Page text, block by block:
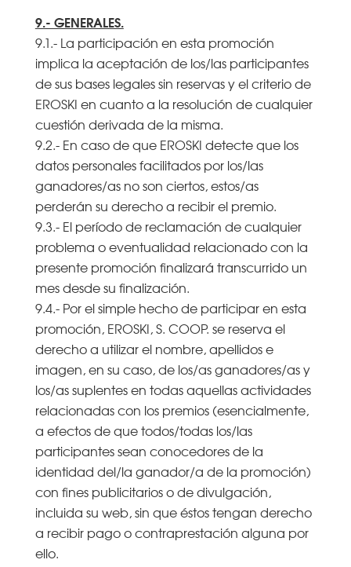
9.- GENERALES.
9.1.- La participación en esta promoción
implica la aceptación de los/las participantes
de sus bases legales sin reservas y el criterio de
EROSKI en cuanto a la resolución de cualquier
cuestión derivada de la misma.
9.2.- En caso de que EROSKI detecte que los
datos personales facilitados por los/las
ganadores/as no son ciertos, estos/as
perderán su derecho a recibir el premio.
9.3.- El período de reclamación de cualquier
problema o eventualidad relacionado con la
presente promoción finalizará transcurrido un
mes desde su finalización.
9.4.- Por el simple hecho de participar en esta
promoción, EROSKI, S. COOP. se reserva el
derecho a utilizar el nombre, apellidos e
imagen, en su caso, de los/as ganadores/as y
los/as suplentes en todas aquellas actividades
relacionadas con los premios (esencialmente,
a efectos de que todos/todas los/las
participantes sean conocedores de la
identidad del/la ganador/a de la promoción)
con fines publicitarios o de divulgación,
incluida su web, sin que éstos tengan derecho
a recibir pago o contraprestación alguna por
ello.